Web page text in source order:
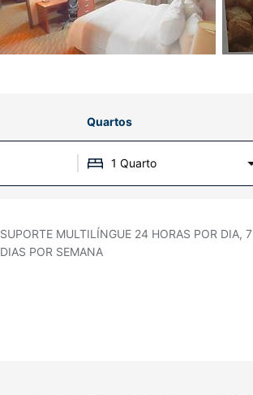
Quartos
1 Quarto
SUPORTE MULTILÍNGUE 24 HORAS POR DIA, 7
DIAS POR SEMANA